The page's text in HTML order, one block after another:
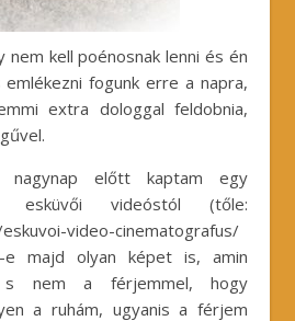
nem kell poénosnak lenni és én
fogunk erre a napra,
extra dologgal feldobnia,
nagynap előtt kaptam egy
esküvői videóstól (tőle:
video-cinematografus/
e majd olyan képet is, amin
s nem a férjemmel, hogy
a ruhám, ugyanis a férjem